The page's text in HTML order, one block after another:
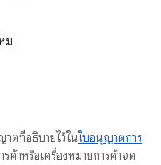
ม
ตที่อธิบายไว้ในใบอนุญาตการ
ค้าหรือเครื่องหมายการค้าจด